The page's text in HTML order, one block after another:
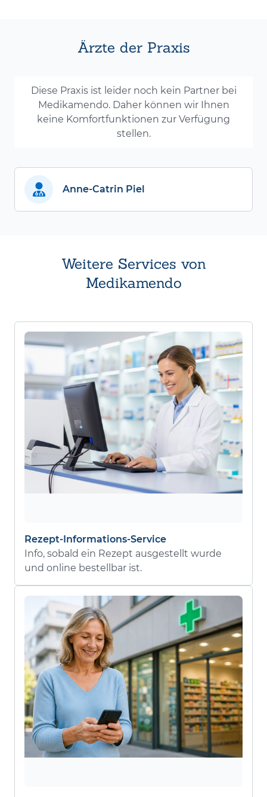
Ärzte der Praxis
Diese Praxis ist leider noch kein Partner bei
Medikamendo. Daher können wir Ihnen
keine Komfortfunktionen zur Verfügung
stellen.
Anne-Catrin Piel
Weitere Services von
Medikamendo
Rezept-Informations-Service
Info, sobald ein Rezept ausgestellt wurde
und online bestellbar ist.